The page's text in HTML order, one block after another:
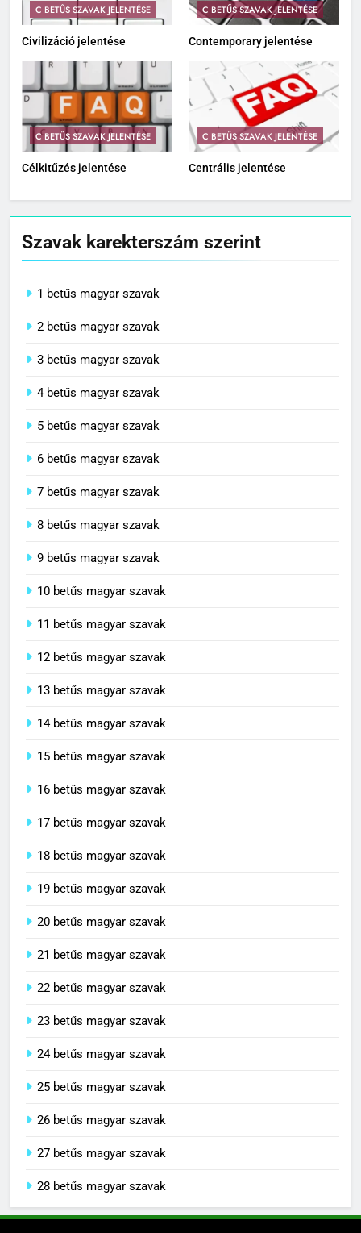
C BETŰS SZAVAK JELENTÉSE
Civilizáció jelentése
C BETŰS SZAVAK JELENTÉSE
Contemporary jelentése
C BETŰS SZAVAK JELENTÉSE
Célkitűzés jelentése
C BETŰS SZAVAK JELENTÉSE
Centrális jelentése
Szavak karekterszám szerint
1 betűs magyar szavak
2 betűs magyar szavak
3 betűs magyar szavak
4 betűs magyar szavak
5 betűs magyar szavak
6 betűs magyar szavak
7 betűs magyar szavak
8 betűs magyar szavak
9 betűs magyar szavak
10 betűs magyar szavak
11 betűs magyar szavak
12 betűs magyar szavak
13 betűs magyar szavak
14 betűs magyar szavak
15 betűs magyar szavak
16 betűs magyar szavak
17 betűs magyar szavak
18 betűs magyar szavak
19 betűs magyar szavak
20 betűs magyar szavak
21 betűs magyar szavak
22 betűs magyar szavak
23 betűs magyar szavak
24 betűs magyar szavak
25 betűs magyar szavak
26 betűs magyar szavak
27 betűs magyar szavak
28 betűs magyar szavak